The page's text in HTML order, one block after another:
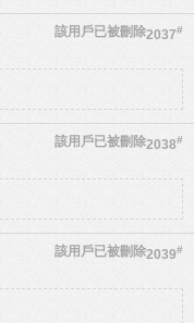
2037#
該用戶已被刪除
2038#
該用戶已被刪除
2039#
該用戶已被刪除